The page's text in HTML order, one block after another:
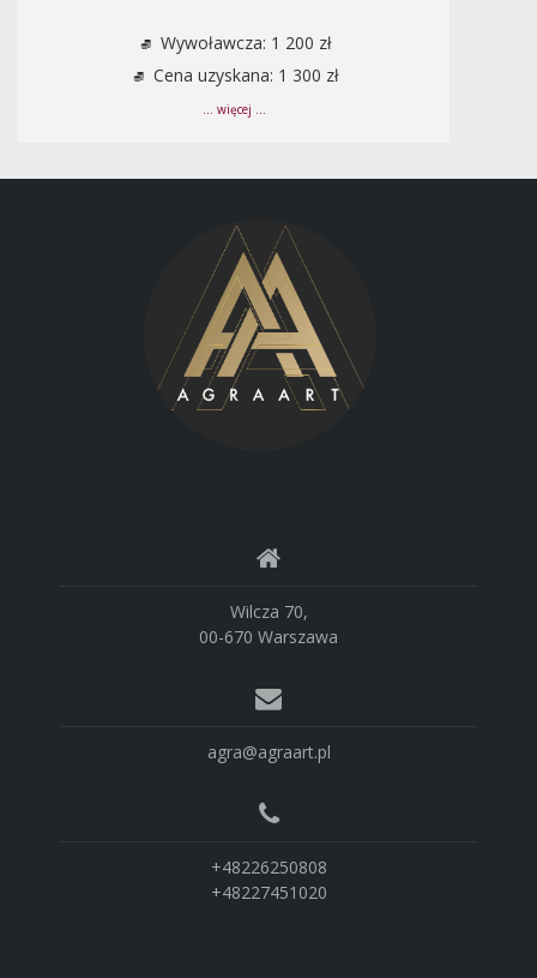
Wywoławcza: 1 200 zł
Cena uzyskana: 1 300 zł
... więcej ...
Wilcza 70,
00-670 Warszawa
agra@agraart.pl
+48226250808
+48227451020